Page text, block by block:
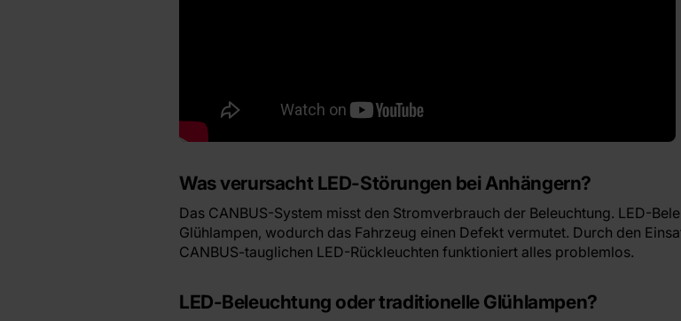
Was verursacht LED-Störungen bei Anhängern?
Das CANBUS-System misst den Stromverbrauch der Beleuchtung. LED-
Glühlampen, wodurch das Fahrzeug einen Defekt vermutet. Durch den
CANBUS-tauglichen LED-Rückleuchten funktioniert alles problemlos.
LED-Beleuchtung oder traditionelle Glühlampen?